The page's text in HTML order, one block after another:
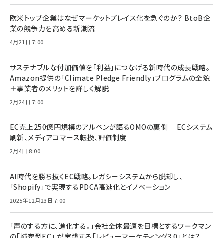
欧米トップ企業はなぜマーケットプレイス化を急ぐのか？ BtoB企
業の競争力を高める新潮流
4月21日 7:00
サステナブルな付加価値を「利益」につなげる新時代の成長戦略。
Amazon提供の「Climate Pledge Friendly」プログラムの全貌
＋事業者のメリットを詳しく解説
2月24日 7:00
EC売上250億円規模のアルペンが語るOMOの裏側 ―ECシステム
刷新、メディアコマース転換、評価制度
2月4日 8:00
AI時代を勝ち抜くEC戦略。レガシーシステムから脱却し、
「Shopify」で実現するPDCA高速化とイノベーション
2025年12月23日 7:00
「声のする方に、進化する。」会社全体最適を目標とするワークマン
の「補完型EC」 が実践する「レビューマーケティング3.0」とは？